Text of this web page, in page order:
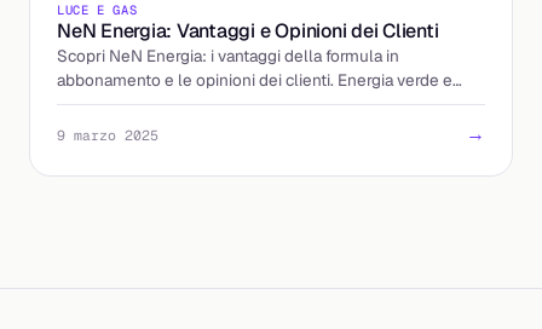
LUCE E GAS
NeN Energia: Vantaggi e Opinioni dei Clienti
Scopri NeN Energia: i vantaggi della formula in
abbonamento e le opinioni dei clienti. Energia verde e
trasparenza per la tua casa.
9 marzo 2025 →